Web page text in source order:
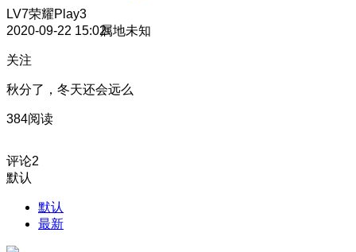
LV7荣耀Play3
2020-09-22 15:02属地未知
关注
秋分了，冬天还会远么
384阅读
评论2
默认
默认
最新